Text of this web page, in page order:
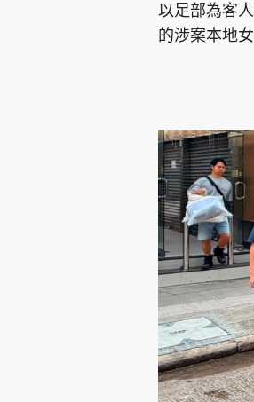
以足部為客
的涉案本地